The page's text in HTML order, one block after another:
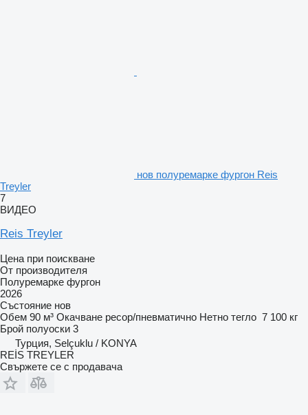
нов полуремарке фургон Reis
Treyler
7
ВИДЕО
Reis Treyler
Цена при поискване
От производителя
Полуремарке фургон
2026
Състояние нов
Обем 90 м³ Окачване ресор/пневматично Нетно тегло 7 100 кг
Брой полуоски 3
Турция, Selçuklu / KONYA
REİS TREYLER
Свържете се с продавача